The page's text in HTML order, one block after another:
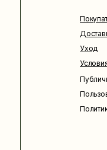
Уход